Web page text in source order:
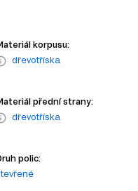
korpusu:
dřevotříska
přední strany:
dřevotříska
polic: